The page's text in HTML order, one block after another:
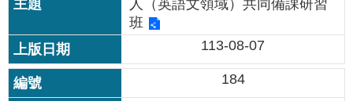
支
服
務
教
人（英語文領域）共同備課研習
班
113-08-07
184